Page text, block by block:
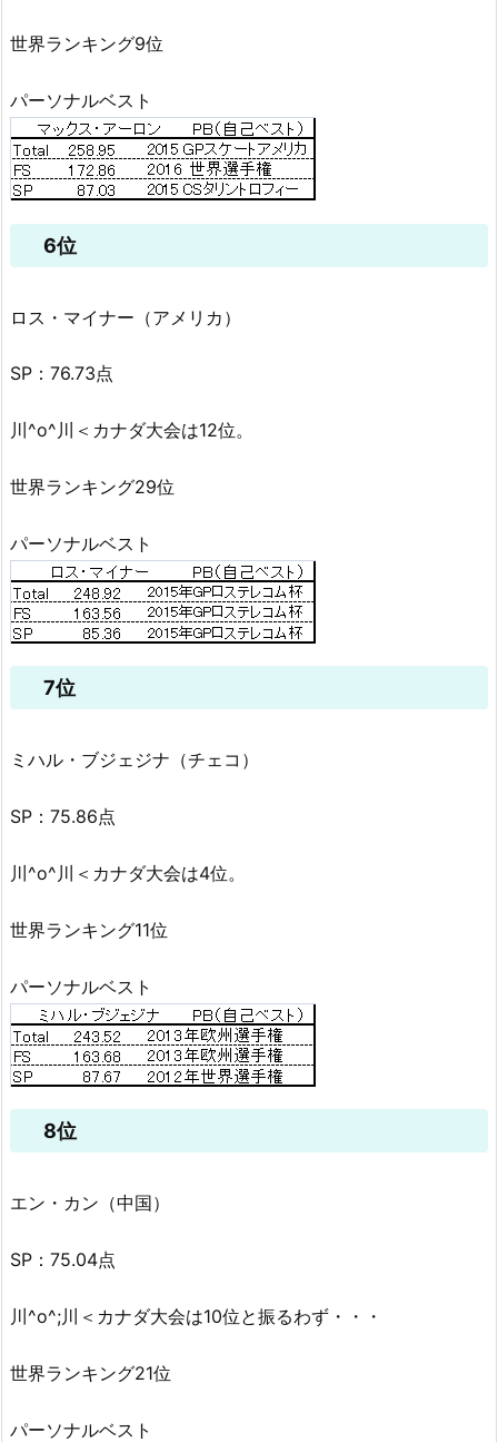
世界ランキング9位
パーソナルベスト
6位
ロス・マイナー（アメリカ）
SP：76.73点
川^o^川＜カナダ大会は12位。
世界ランキング29位
パーソナルベスト
7位
ミハル・ブジェジナ（チェコ）
SP：75.86点
川^o^川＜カナダ大会は4位。
世界ランキング11位
パーソナルベスト
8位
エン・カン（中国）
SP：75.04点
川^o^;川＜カナダ大会は10位と振るわず・・・
世界ランキング21位
パーソナルベスト